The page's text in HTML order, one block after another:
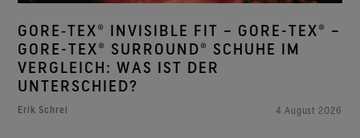
GORE‑TEX® INVISIBLE FIT – GORE-TEX® –
GORE-TEX® SURROUND® SCHUHE IM
VERGLEICH: WAS IST DER
UNTERSCHIED?
Erik Schrei 4 August 2026